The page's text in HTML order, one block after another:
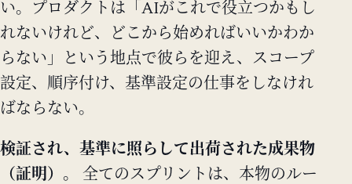
い。プロダクトは「AIがこれで役立つかもし
れないけれど、どこから始めればいいかわか
らない」という地点で彼らを迎え、スコープ
設定、順序付け、基準設定の仕事をしなけれ
ばならない。
検証され、基準に照らして出荷された成果物
（証明）。
全てのスプリントは、本物のルー